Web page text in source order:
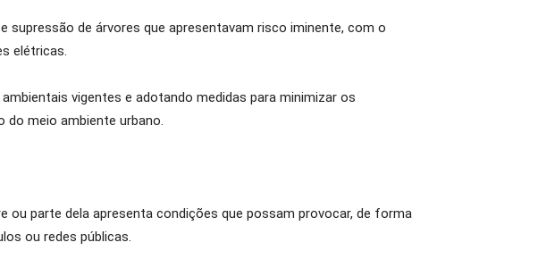
supressão de árvores que apresentavam risco iminente, com o
elétricas.
vigentes e adotando medidas para minimizar os
do meio ambiente urbano.
ou parte dela apresenta condições que possam provocar, de forma
ou redes públicas.